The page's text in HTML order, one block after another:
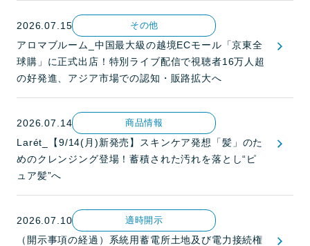
2026.07.15 その他
アロマブルーム_中国最大級の越境ECモール「京東全
球購」に正式出店！特別ライブ配信で視聴者16万人超
の好発進、アジア市場での認知・販路拡大へ
2026.07.14 商品情報
Larét_【9/14(月)新発売】スキンケア発想「髪」のた
めのクレンジング登場！蓄積された汚れを落とし“ピ
ュア髪”へ
2026.07.10 適時開示
（開示事項の経過）系統用蓄電所土地及び電力接続権